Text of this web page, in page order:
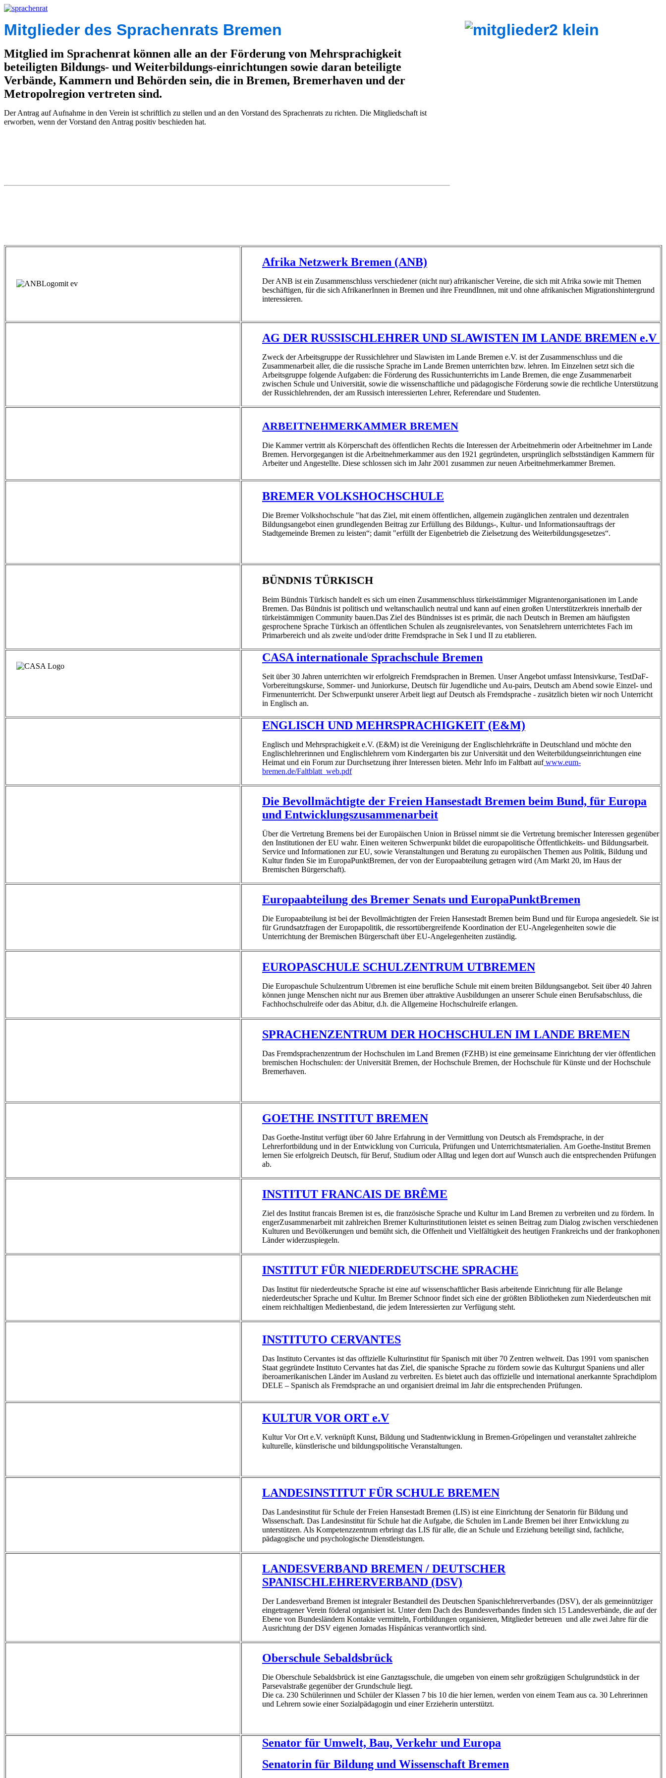
Mitglieder des Sprachenrats Bremen
Mitglied im Sprachenrat können alle an der Förderung von Mehrsprachigkeit
beteiligten Bildungs- und Weiterbildungs-einrichtungen sowie daran beteiligte
Verbände, Kammern und Behörden sein, die in Bremen, Bremerhaven und der
Metropolregion vertreten sind.
Der Antrag auf Aufnahme in den Verein ist schriftlich zu stellen und an den Vorstand des Sprachenrats zu richten. Die Mitgliedschaft ist
erworben, wenn der Vorstand den Antrag positiv beschieden hat.
Afrika Netzwerk Bremen (ANB)
Der ANB ist ein Zusammenschluss verschiedener (nicht nur) afrikanischer Vereine, die sich mit Afrika sowie mit Themen
beschäftigen, für die sich AfrikanerInnen in Bremen und ihre FreundInnen, mit und ohne afrikanischen Migrationshintergrund
interessieren.
AG DER RUSSISCHLEHRER UND SLAWISTEN IM LANDE BREMEN e.V
Zweck der Arbeitsgruppe der Russichlehrer und Slawisten im Lande Bremen e.V. ist der Zusammenschluss und die
Zusammenarbeit aller, die die russische Sprache im Lande Bremen unterrichten bzw. lehren. Im Einzelnen setzt sich die
Arbeitsgruppe folgende Aufgaben: die Förderung des Russichunterrichts im Lande Bremen, die enge Zusammenarbeit
zwischen Schule und Universität, sowie die wissenschaftliche und pädagogische Förderung sowie die rechtliche Unterstützung
der Russichlehrenden, der am Russisch interessierten Lehrer, Referendare und Studenten.
ARBEITNEHMERKAMMER BREMEN
Die Kammer vertritt als Körperschaft des öffentlichen Rechts die Interessen der Arbeitnehmerin oder Arbeitnehmer im Lande
Bremen. Hervorgegangen ist die Arbeitnehmerkammer aus den 1921 gegründeten, ursprünglich selbstständigen Kammern für
Arbeiter und Angestellte. Diese schlossen sich im Jahr 2001 zusammen zur neuen Arbeitnehmerkammer Bremen.
BREMER VOLKSHOCHSCHULE
Die Bremer Volkshochschule "hat das Ziel, mit einem öffentlichen, allgemein zugänglichen zentralen und dezentralen
Bildungsangebot einen grundlegenden Beitrag zur Erfüllung des Bildungs-, Kultur- und Informationsauftrags der
Stadtgemeinde Bremen zu leisten“; damit "erfüllt der Eigenbetrieb die Zielsetzung des Weiterbildungsgesetzes“.
BÜNDNIS TÜRKISCH
Beim Bündnis Türkisch handelt es sich um einen Zusammenschluss türkeistämmiger Migrantenorganisationen im Lande
Bremen. Das Bündnis ist politisch und weltanschaulich neutral und kann auf einen großen Unterstützerkreis innerhalb der
türkeistämmigen Community bauen.Das Ziel des Bündnisses ist es primär, die nach Deutsch in Bremen am häufigsten
gesprochene Sprache Türkisch an öffentlichen Schulen als zeugnisrelevantes, von Senatslehrern unterrichtetes Fach im
Primarbereich und als zweite und/oder dritte Fremdsprache in Sek I und II zu etablieren.
CASA internationale Sprachschule Bremen
Seit über 30 Jahren unterrichten wir erfolgreich Fremdsprachen in Bremen. Unser Angebot umfasst Intensivkurse, TestDaF-
Vorbereitungskurse, Sommer- und Juniorkurse, Deutsch für Jugendliche und Au-pairs, Deutsch am Abend sowie Einzel- und
Firmenunterricht. Der Schwerpunkt unserer Arbeit liegt auf Deutsch als Fremdsprache - zusätzlich bieten wir noch Unterricht
in Englisch an.
ENGLISCH UND MEHRSPRACHIGKEIT (E&M)
Englisch und Mehrsprachigkeit e.V. (E&M) ist die Vereinigung der Englischlehrkräfte in Deutschland und möchte den
Englischlehrerinnen und Englischlehrern vom Kindergarten bis zur Universität und den Weiterbildungseinrichtungen eine
Heimat und ein Forum zur Durchsetzung ihrer Interessen bieten. Mehr Info im Faltbatt aufwww.eum-
bremen.de/Faltblatt_web.pdf
Die Bevollmächtigte der Freien Hansestadt Bremen beim Bund, für Europa
und Entwicklungszusammenarbeit
Über die Vertretung Bremens bei der Europäischen Union in Brüssel nimmt sie die Vertretung bremischer Interessen gegenüber
den Institutionen der EU wahr. Einen weiteren Schwerpunkt bildet die europapolitische Öffentlichkeits- und Bildungsarbeit.
Service und Informationen zur EU, sowie Veranstaltungen und Beratung zu europäischen Themen aus Politik, Bildung und
Kultur finden Sie im EuropaPunktBremen, der von der Europaabteilung getragen wird (Am Markt 20, im Haus der
Bremischen Bürgerschaft).
Europaabteilung des Bremer Senats und EuropaPunktBremen
Die Europaabteilung ist bei der Bevollmächtigten der Freien Hansestadt Bremen beim Bund und für Europa angesiedelt. Sie ist
für Grundsatzfragen der Europapolitik, die ressortübergreifende Koordination der EU-Angelegenheiten sowie die
Unterrichtung der Bremischen Bürgerschaft über EU-Angelegenheiten zuständig.
EUROPASCHULE SCHULZENTRUM UTBREMEN
Die Europaschule Schulzentrum Utbremen ist eine berufliche Schule mit einem breiten Bildungsangebot. Seit über 40 Jahren
können junge Menschen nicht nur aus Bremen über attraktive Ausbildungen an unserer Schule einen Berufsabschluss, die
Fachhochschulreife oder das Abitur, d.h. die Allgemeine Hochschulreife erlangen.
SPRACHENZENTRUM DER HOCHSCHULEN IM LANDE BREMEN
Das Fremdsprachenzentrum der Hochschulen im Land Bremen (FZHB) ist eine gemeinsame Einrichtung der vier öffentlichen
bremischen Hochschulen: der Universität Bremen, der Hochschule Bremen, der Hochschule für Künste und der Hochschule
Bremerhaven.
GOETHE INSTITUT BREMEN
Das Goethe-Institut verfügt über 60 Jahre Erfahrung in der Vermittlung von Deutsch als Fremdsprache, in der
Lehrerfortbildung und in der Entwicklung von Curricula, Prüfungen und Unterrichtsmaterialien. Am Goethe-Institut Bremen
lernen Sie erfolgreich Deutsch, für Beruf, Studium oder Alltag und legen dort auf Wunsch auch die entsprechenden Prüfungen
ab.
INSTITUT FRANCAIS DE BRÊME
Ziel des Institut francais Bremen ist es, die französische Sprache und Kultur im Land Bremen zu verbreiten und zu fördern. In
engerZusammenarbeit mit zahlreichen Bremer Kulturinstitutionen leistet es seinen Beitrag zum Dialog zwischen verschiedenen
Kulturen und Bevölkerungen und bemüht sich, die Offenheit und Vielfältigkeit des heutigen Frankreichs und der frankophonen
Länder widerzuspiegeln.
INSTITUT FÜR NIEDERDEUTSCHE SPRACHE
Das Institut für niederdeutsche Sprache ist eine auf wissenschaftlicher Basis arbeitende Einrichtung für alle Belange
niederdeutscher Sprache und Kultur. Im Bremer Schnoor findet sich eine der größten Bibliotheken zum Niederdeutschen mit
einem reichhaltigen Medienbestand, die jedem Interessierten zur Verfügung steht.
INSTITUTO CERVANTES
Das Instituto Cervantes ist das offizielle Kulturinstitut für Spanisch mit über 70 Zentren weltweit. Das 1991 vom spanischen
Staat gegründete Instituto Cervantes hat das Ziel, die spanische Sprache zu fördern sowie das Kulturgut Spaniens und aller
iberoamerikanischen Länder im Ausland zu verbreiten. Es bietet auch das offizielle und international anerkannte Sprachdiplom
DELE – Spanisch als Fremdsprache an und organisiert dreimal im Jahr die entsprechenden Prüfungen.
KULTUR VOR ORT e.V
Kultur Vor Ort e.V. verknüpft Kunst, Bildung und Stadtentwicklung in Bremen-Gröpelingen und veranstaltet zahlreiche
kulturelle, künstlerische und bildungspolitische Veranstaltungen.
LANDESINSTITUT FÜR SCHULE BREMEN
Das Landesinstitut für Schule der Freien Hansestadt Bremen (LIS) ist eine Einrichtung der Senatorin für Bildung und
Wissenschaft. Das Landesinstitut für Schule hat die Aufgabe, die Schulen im Lande Bremen bei ihrer Entwicklung zu
unterstützen. Als Kompetenzzentrum erbringt das LIS für alle, die an Schule und Erziehung beteiligt sind, fachliche,
pädagogische und psychologische Dienstleistungen.
LANDESVERBAND BREMEN / DEUTSCHER
SPANISCHLEHRERVERBAND (DSV)
Der Landesverband Bremen ist integraler Bestandteil des Deutschen Spanischlehrerverbandes (DSV), der als gemeinnütziger
eingetragener Verein föderal organisiert ist. Unter dem Dach des Bundesverbandes finden sich 15 Landesverbände, die auf der
Ebene von Bundesländern Kontakte vermitteln, Fortbildungen organisieren, Mitglieder betreuen und alle zwei Jahre für die
Ausrichtung der DSV eigenen Jornadas Hispánicas verantwortlich sind.
Oberschule Sebaldsbrück
Die Oberschule Sebaldsbrück ist eine Ganztagsschule, die umgeben von einem sehr großzügigen Schulgrundstück in der
Parsevalstraße gegenüber der Grundschule liegt.
Die ca. 230 Schülerinnen und Schüler der Klassen 7 bis 10 die hier lernen, werden von einem Team aus ca. 30 Lehrerinnen
und Lehrern sowie einer Sozialpädagogin und einer Erzieherin unterstützt.
Senator für Umwelt, Bau, Verkehr und Europa
Senatorin für Bildung und Wissenschaft Bremen